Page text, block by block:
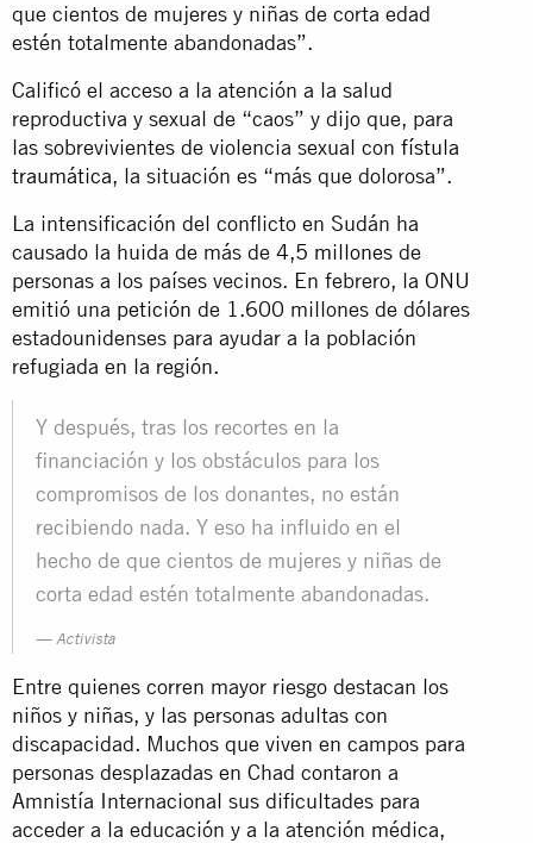
que cientos de mujeres y niñas de corta edad
estén totalmente abandonadas”.
Calificó el acceso a la atención a la salud
reproductiva y sexual de “caos” y dijo que, para
las sobrevivientes de violencia sexual con fístula
traumática, la situación es “más que dolorosa”.
La intensificación del conflicto en Sudán ha
causado la huida de más de 4,5 millones de
personas a los países vecinos. En febrero, la ONU
emitió una petición de 1.600 millones de dólares
estadounidenses para ayudar a la población
refugiada en la región.
Y después, tras los recortes en la
financiación y los obstáculos para los
compromisos de los donantes, no están
recibiendo nada. Y eso ha influido en el
hecho de que cientos de mujeres y niñas de
corta edad estén totalmente abandonadas.
Activista
Entre quienes corren mayor riesgo destacan los
niños y niñas, y las personas adultas con
discapacidad. Muchos que viven en campos para
personas desplazadas en Chad contaron a
Amnistía Internacional sus dificultades para
acceder a la educación y a la atención médica,